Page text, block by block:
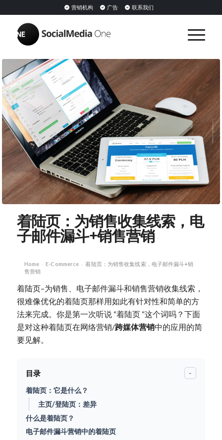
营销机构 广告 联系我们
着陆页：为销售收集线索，电
子邮件漏斗+销售营销
Home › E-Commerce › 着陆页：为销售收集线索，电子邮件漏斗+销
售营销
着陆页–为销售、电子邮件漏斗和销售营销收集线索，
很难像优化的着陆页那样用如此有针对性和简单的方
法来完成。你是第一次听说 “着陆页 “这个词吗？下面
是对这种着陆页在网络营销/跨媒体营销中的应用的简
要见解。
目录 -
着陆页：它是什么？
主页/登陆页：差异
什么是着陆页？
电子邮件漏斗营销中的着陆页